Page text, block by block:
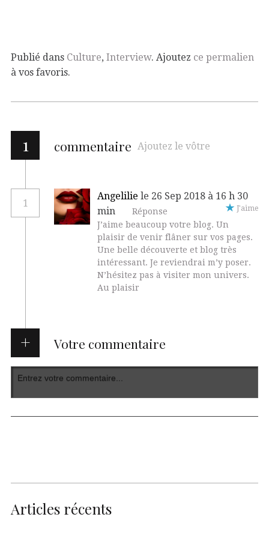
Publié dans Culture, Interview. Ajoutez ce permalien
à vos favoris.
1 commentaire Ajoutez le vôtre
1
Angelilie le 26 Sep 2018 à 16 h 30
min
Réponse
J’aime beaucoup votre blog. Un
plaisir de venir flâner sur vos pages.
Une belle découverte et blog très
intéressant. Je reviendrai m’y poser.
N’hésitez pas à visiter mon univers.
Au plaisir
J'aime
Votre commentaire
Articles récents